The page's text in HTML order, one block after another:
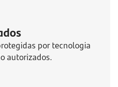
por tecnologia
autorizados.